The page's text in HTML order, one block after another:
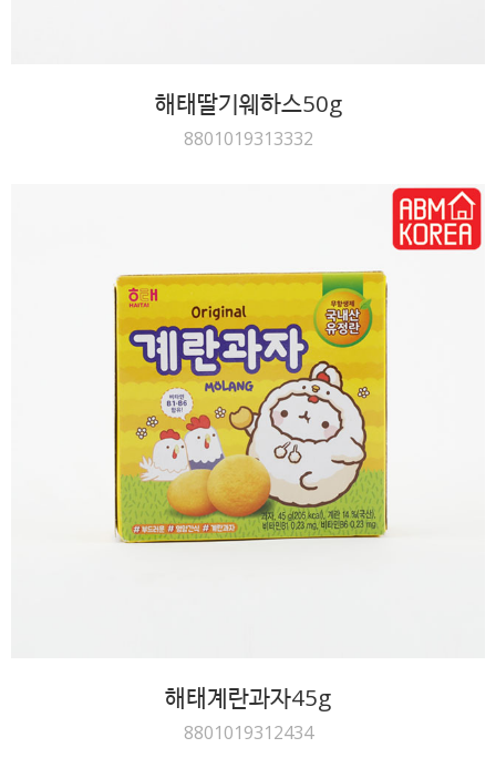
해태딸기웨하스50g
8801019313332
해태계란과자45g
8801019312434